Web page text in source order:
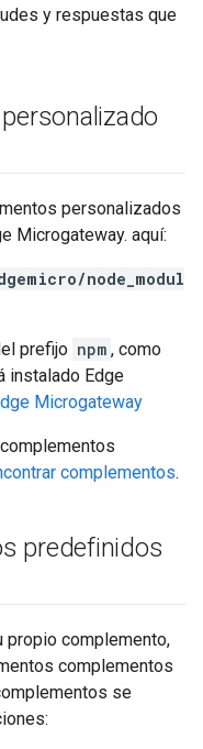
y respuestas que
personalizados
Microgateway. aquí:
node_modul
prefijo npm , como
instalado Edge
Microgateway
complementos.
predefinidos
propio complemento,
complementos
se